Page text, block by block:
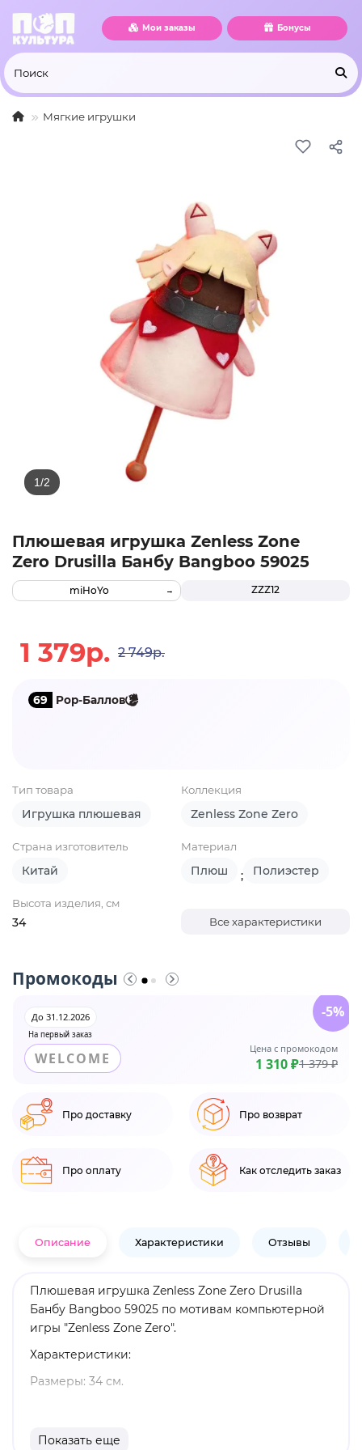
Мои заказы Бонусы
Мягкие игрушки
Плюшевая игрушка Zenless Zone
Zero Drusilla Банбу Bangboo 59025
ZZZ12
miHoYo
1 379р. 2 749р.
69 Pop-Баллов
Тип товара
Игрушка плюшевая
Коллекция
Zenless Zone Zero
Страна изготовитель
Китай
Материал
Плюш ; Полиэстер
Высота изделия, см
34 Все характеристики
Промокоды
На первый заказ
До 31.12.2026
WELCOME
Цена с промокодом
1 310 ₽1 379 ₽
-5%
Про доставку Про возврат
Про оплату Как отследить заказ
Описание Характеристики Отзывы
Плюшевая игрушка Zenless Zone Zero Drusilla
Банбу Bangboo 59025 по мотивам компьютерной
игры "Zenless Zone Zero".
Характеристики:
Размеры: 34 см.
Оригинальный и официально лицензированный
Показать еще